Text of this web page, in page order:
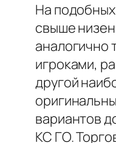
На
свыше
аналогично
игроками,
другой
вариантов
КС ГО.